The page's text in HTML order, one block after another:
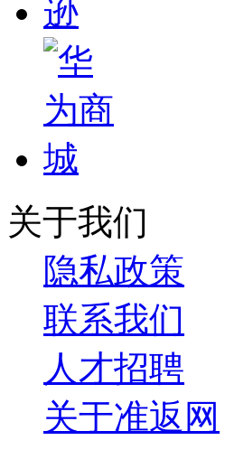
关于我们
隐私政策
联系我们
人才招聘
关于准返网